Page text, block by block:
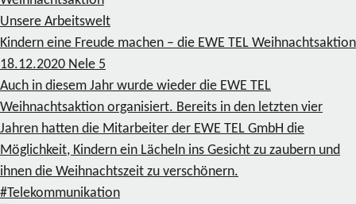
Unsere Arbeitswelt
Kindern eine Freude machen – die EWE TEL Weihnachtsaktion
18.12.2020 Nele 5
Auch in diesem Jahr wurde wieder die EWE TEL
Weihnachtsaktion organisiert. Bereits in den letzten vier
Jahren hatten die Mitarbeiter der EWE TEL GmbH die
Möglichkeit, Kindern ein Lächeln ins Gesicht zu zaubern und
ihnen die Weihnachtszeit zu verschönern.
#Telekommunikation